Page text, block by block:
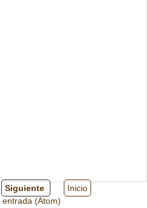
Siguiente
Inicio
(Atom)